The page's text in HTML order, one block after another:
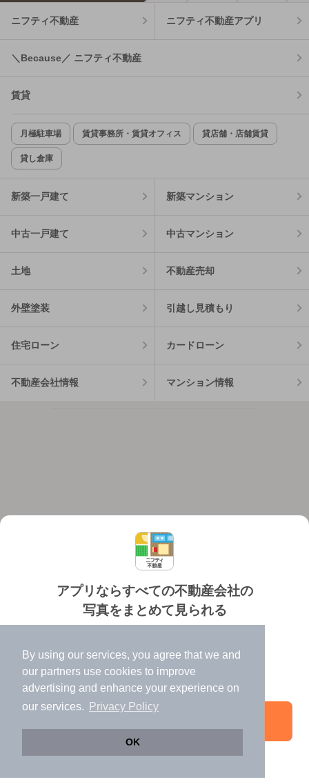
By using our services, you agree that we and
our partners use cookies to improve
advertising and enhance your experience on
our services.
Privacy Policy
OK
アプリならすべての不動産会社の
写真をまとめて見られる
✔️
高速表示で似た物件も見つけやすい
✔️
便利な通知機能も充実
ニフティ不動産 ニフティ不動産アプリ
＼Because／ ニフティ不動産
賃貸
月極駐車場 賃貸事務所・賃貸オフィス 貸店舗・店舗賃貸
貸し倉庫
新築一戸建て 新築マンション
中古一戸建て 中古マンション
土地 不動産売却
外壁塗装 引越し見積もり
住宅ローン カードローン
不動産会社情報 マンション情報
個人情報保護ポリシー 利用規約
©NIFTY Lifestyle Co., Ltd.